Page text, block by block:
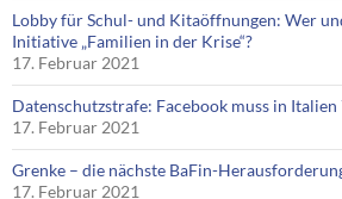
Lobby für Schul- und Kitaöffnungen: Wer
Initiative „Familien in der Krise“?
17. Februar 2021
Datenschutzstrafe: Facebook muss in
17. Februar 2021
Grenke – die nächste BaFin-
17. Februar 2021